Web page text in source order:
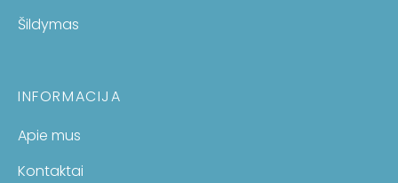
Šildymas
INFORMACIJA
Apie mus
Kontaktai